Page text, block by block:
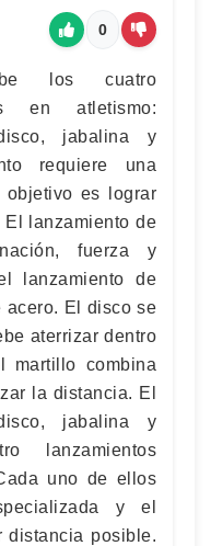
0
los cuatro
en atletismo:
jabalina y
requiere una
es lograr
El lanzamiento de
fuerza y
lanzamiento de
acero. El disco se
aterrizar dentro
martillo combina
la distancia. El
jabalina y
lanzamientos
uno de ellos
y el
distancia posible.